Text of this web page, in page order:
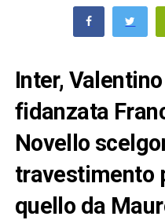
Inter,
fidanzata
Novello
travestimento
quello da